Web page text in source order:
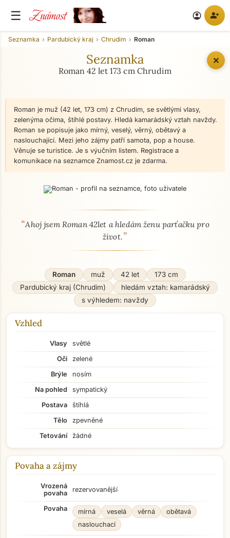
☰ Známost account_circle person_add
✕
Seznamka Pardubický kraj Chrudim Roman
Seznamka
Roman 42 let 173 cm Chrudim
Roman je muž (42 let, 173 cm) z Chrudim, se světlými vlasy,
zelenýma očima, štíhlé postavy. Hledá kamarádský vztah navždy.
Roman se popisuje jako mírný, veselý, věrný, obětavý a
naslouchající. Mezi jeho zájmy patří samota, pop a house.
Věnuje se turistice. Je s výučním listem. Registrace a
komunikace na seznamce Znamost.cz je zdarma.
O mně - seznamka profil
“Ahoj jsem Roman 42let a hledám ženu parťačku pro
život.”
Roman muž 42 let
173 cm
Pardubický kraj (Chrudim)
hledám vztah: kamarádský
s výhledem: navždy
Vzhled
Vlasy
světlé
Oči
zelené
Brýle
nosím
Na pohled
sympatický
Postava
štíhlá
Tělo
zpevněné
Tetování
žádné
Povaha a zájmy
Vrozená
povaha
rezervovanější
Povaha mírná veselá věrná
obětavá
naslouchací